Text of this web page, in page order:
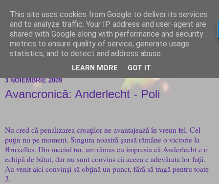
3 NOIEMBRIE 2009
Avancronică: Anderlecht - Poli
Nu cred că penalizarea croaţilor ne avantajează în vreun fel. Cel
puţin nu pe moment. Singura noastră şansă rămâne o victorie la
Bruxelles. Din meciul tur, am rămas cu impresia că Anderlecht e o
echipă de bătut, dar nu sunt convins că aceea e adevărata lor faţă.
Au venit aici convinşi să obţină un punct, fără să tragă pentru toate
3.
This site uses cookies from Google to deliver its services
and to analyze traffic. Your IP address and user-agent are
shared with Google along with performance and security
metrics to ensure quality of service, generate usage
statistics, and to detect and address abuse.
LEARN MORE GOT IT